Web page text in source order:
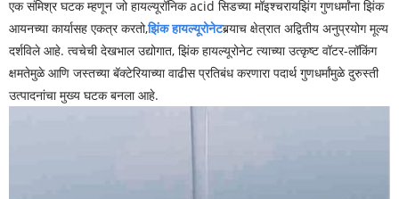
एक संमिश्र घटक म्हणून जो हायल्यूरॉनिक acid सिडच्या मॉइश्चरायझिंग गुणधर्मांना झिंक
आयनच्या कार्यासह एकत्र करतो,झिंक हायल्यूरोनेटबर्‍याच क्षेत्रात अद्वितीय अनुप्रयोग मूल्य
दर्शविले आहे. त्वचेची देखभाल उद्योगात, झिंक हायल्यूरोनेट त्याच्या उत्कृष्ट वॉटर-लॉकिंग
क्षमतेमुळे आणि जस्तच्या बॅक्टेरियाच्या वाढीस प्रतिबंध करणारा पदार्थ गुणधर्मांमुळे दुरुस्ती
उत्पादनांचा मुख्य घटक बनला आहे.